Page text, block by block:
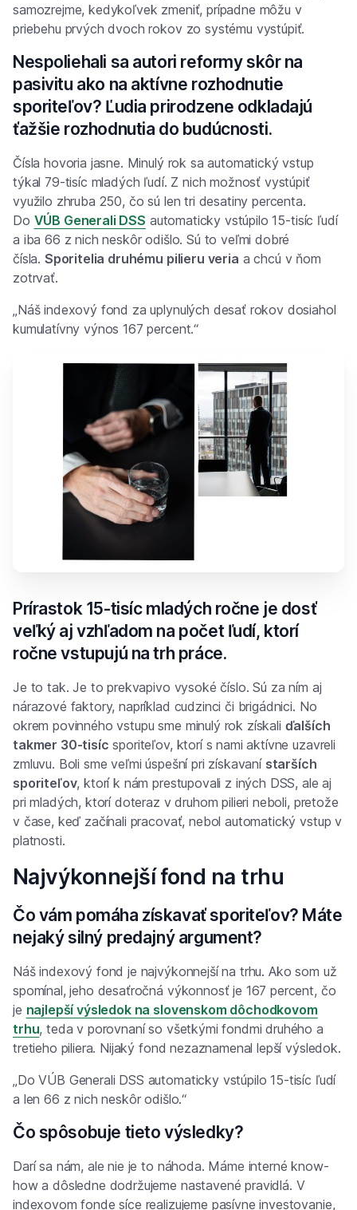
samozrejme, kedykoľvek zmeniť, prípadne môžu v
priebehu prvých dvoch rokov zo systému vystúpiť.
Nespoliehali sa autori reformy skôr na
pasivitu ako na aktívne rozhodnutie
sporiteľov? Ľudia prirodzene odkladajú
ťažšie rozhodnutia do budúcnosti.
Čísla hovoria jasne. Minulý rok sa automatický vstup
týkal 79-tisíc mladých ľudí. Z nich možnosť vystúpiť
využilo zhruba 250, čo sú len tri desatiny percenta.
Do VÚB Generali DSS automaticky vstúpilo 15-tisíc ľudí
a iba 66 z nich neskôr odišlo. Sú to veľmi dobré
čísla. Sporitelia druhému pilieru veria a chcú v ňom
zotrvať.
„Náš indexový fond za uplynulých desať rokov dosiahol
kumulatívny výnos 167 percent.“
Prírastok 15-tisíc mladých ročne je dosť
veľký aj vzhľadom na počet ľudí, ktorí
ročne vstupujú na trh práce.
Je to tak. Je to prekvapivo vysoké číslo. Sú za ním aj
nárazové faktory, napríklad cudzinci či brigádnici. No
okrem povinného vstupu sme minulý rok získali ďalších
takmer 30-tisíc sporiteľov, ktorí s nami aktívne uzavreli
zmluvu. Boli sme veľmi úspešní pri získavaní starších
sporiteľov, ktorí k nám prestupovali z iných DSS, ale aj
pri mladých, ktorí doteraz v druhom pilieri neboli, pretože
v čase, keď začínali pracovať, nebol automatický vstup v
platnosti.
Najvýkonnejší fond na trhu
Čo vám pomáha získavať sporiteľov? Máte
nejaký silný predajný argument?
Náš indexový fond je najvýkonnejší na trhu. Ako som už
spomínal, jeho desaťročná výkonnosť je 167 percent, čo
je najlepší výsledok na slovenskom dôchodkovom
trhu, teda v porovnaní so všetkými fondmi druhého a
tretieho piliera. Nijaký fond nezaznamenal lepší výsledok.
„Do VÚB Generali DSS automaticky vstúpilo 15-tisíc ľudí
a len 66 z nich neskôr odišlo.“
Čo spôsobuje tieto výsledky?
Darí sa nám, ale nie je to náhoda. Máme interné know-
how a dôsledne dodržujeme nastavené pravidlá. V
indexovom fonde síce realizujeme pasívne investovanie,